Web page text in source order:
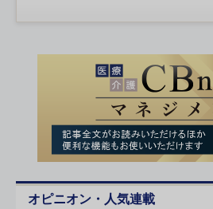
オピニオン・人気連載